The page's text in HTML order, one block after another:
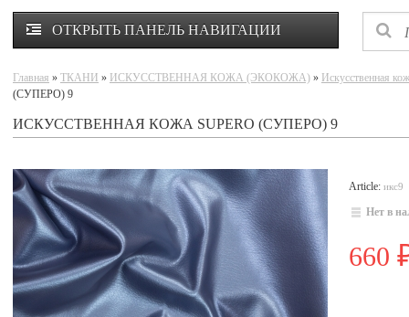
ОТКРЫТЬ ПАНЕЛЬ НАВИГАЦИИ
Главная » ТКАНИ » ИСКУССТВЕННАЯ КОЖА (ЭКОКОЖА) » Искусственная
(СУПЕРО) 9
ИСКУССТВЕННАЯ КОЖА SUPERO (СУПЕРО) 9
Article: икс9
Нет в
660